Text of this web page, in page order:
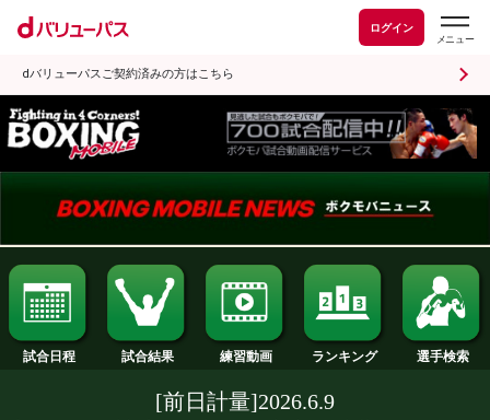
ログイン
dバリューパスご契約済みの方はこちら